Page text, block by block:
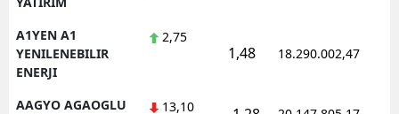
Elazığ
A1YEN A1
YENILENEBILIR
ENERJI
2,75
1,48 18.290.002,47
AAGYO AGAOGLU
13,10